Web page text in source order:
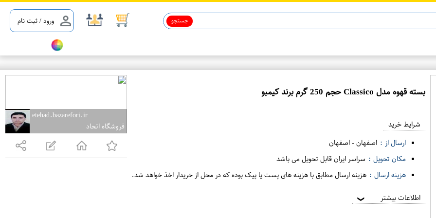
ورود / ثبت نام جستجو
etehad.bazarefori.ir
فروشگاه اتحاد
بسته قهوه مدل Classico حجم 250 گرم برند کیمبو
و
شرایط خرید
ارسال از : اصفهان-اصفهان
مکان تحویل : سراسر ایران قابل تحویل می باشد
هزینه ارسال : هزینه ارسال مطابق با هزینه های پست یا پیک بوده که در محل از خریدار اخذ خواهد شد.
اطلاعات بیشتر ❯